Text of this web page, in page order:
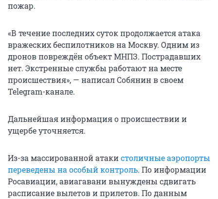
пожар.
«В течение последних суток продолжается атака
вражеских беспилотников на Москву. Одним из
дронов повреждён объект МНПЗ. Пострадавших
нет. Экстренные службы работают на месте
происшествия», — написал Собянин в своем
Telegram-канале.
Дальнейшая информация о происшествии и
ущербе уточняется.
Из-за массированной атакистоличные аэропорты
переведены на особый контроль. По информации
Росавиации, авиагавани вынуждены сдвигать
расписание вылетов и прилетов. По данным